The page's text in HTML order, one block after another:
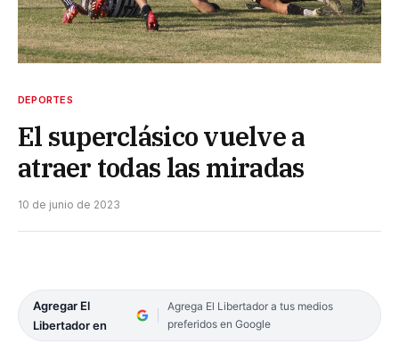
DEPORTES
El superclásico vuelve a
atraer todas las miradas
10 de junio de 2023
Agregar El
Libertador en
Agrega El Libertador a tus medios
preferidos en Google